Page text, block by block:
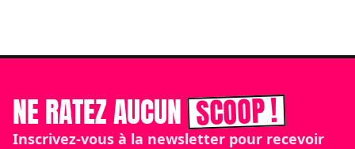
NE RATEZ AUCUNSCOOP !
Inscrivez-vous à la newsletter pour recevoir